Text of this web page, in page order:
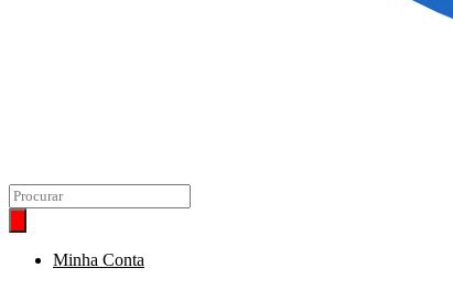
Minha Conta